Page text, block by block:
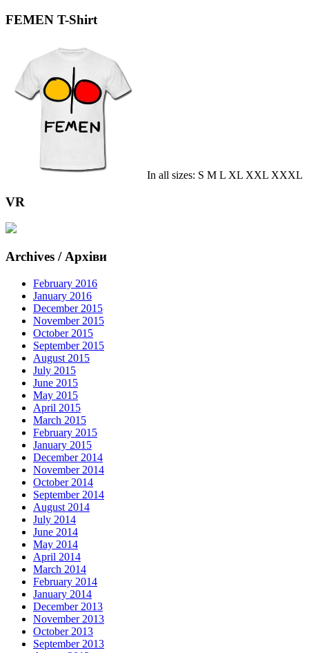
FEMEN T-Shirt
In all sizes: S M L XL XXL XXXL
VR
Archives / Архіви
February 2016
January 2016
December 2015
November 2015
October 2015
September 2015
August 2015
July 2015
June 2015
May 2015
April 2015
March 2015
February 2015
January 2015
December 2014
November 2014
October 2014
September 2014
August 2014
July 2014
June 2014
May 2014
April 2014
March 2014
February 2014
January 2014
December 2013
November 2013
October 2013
September 2013